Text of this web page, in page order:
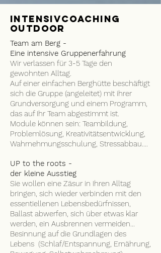
Intensivcoaching
Outdoor
Team am Berg -
Eine intensive Gruppenerfahrung
Wir verlassen für 3-5 Tage den
gewohnten Alltag.
Auf einer einfachen Berghütte beschäftigt
sich die Gruppe (angeleitet) mit ihrer
Grundversorgung und einem Programm,
das auf Ihr Team abgestimmt ist.
Module können sein: Teambildung,
Problemlösung, Kreativitätsentwicklung,
Wahrnehmungsschulung, Stressabbau....
UP to the roots -
der kleine Ausstieg
Sie wollen eine Zäsur in Ihren Alltag
bringen, sich wieder verbinden mit den
essentiellenen Lebensbedürfnissen,
Ballast abwerfen, sich über etwas klar
werden, ein Ausbrennen vermeiden...
Besinnung auf die Grundlagen des
Lebens (Schlaf/Entspannung, Ernährung,